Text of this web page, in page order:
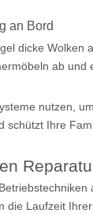
an Bord
dicke Wolken
ab und
nutzen,
schützt Ihre
die Laufzeit